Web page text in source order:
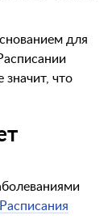
для
значит, что